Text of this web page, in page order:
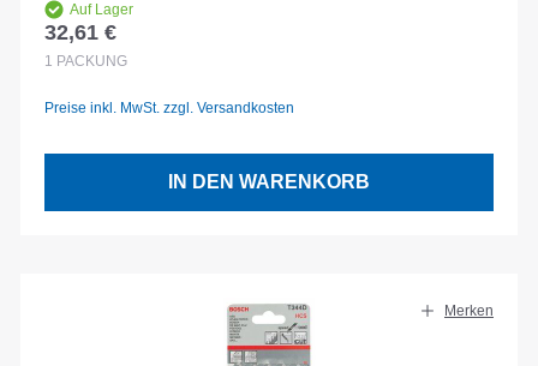
Auf Lager
Regulärer Preis:
32,61 €
1 PACKUNG
Preise inkl. MwSt. zzgl. Versandkosten
IN DEN WARENKORB
Merken